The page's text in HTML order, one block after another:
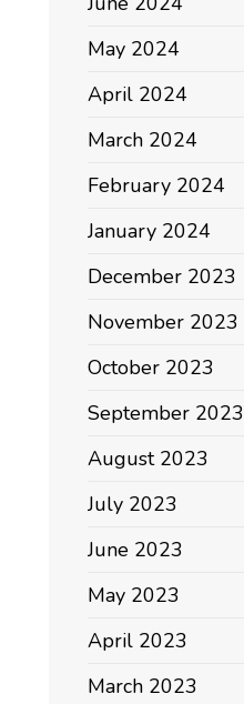
May 2024
April 2024
March 2024
February 2024
January 2024
December 2023
November 2023
October 2023
September 2023
August 2023
July 2023
June 2023
May 2023
April 2023
March 2023